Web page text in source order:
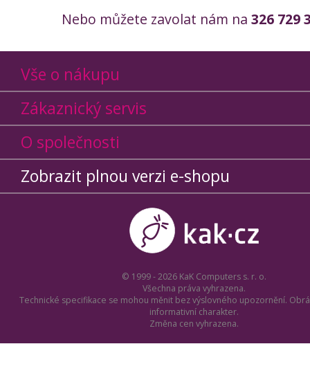
Nebo můžete zavolat nám na 326 729
Vše o nákupu
Zákaznický servis
O společnosti
Zobrazit plnou verzi e-shopu
© 1999 - 2026 KaK Computers s. r. o.
Všechna práva vyhrazena.
Technické specifikace se mohou měnit bez výslovného upozornění.
informativní charakter.
Změna cen vyhrazena.